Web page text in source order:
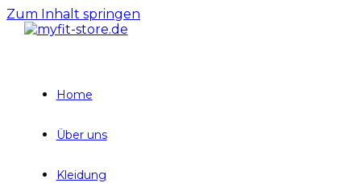
Zum Inhalt springen
Home
Über uns
Kleidung